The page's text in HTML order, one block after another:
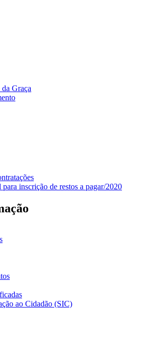
Graça
inscrição de restos a pagar/2020
ao Cidadão (SIC)